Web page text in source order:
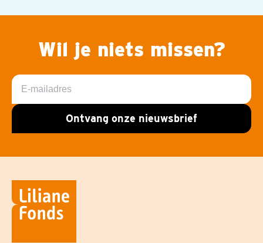
Wil je niets missen?
E-
mailadres
Ontvang onze nieuwsbrief